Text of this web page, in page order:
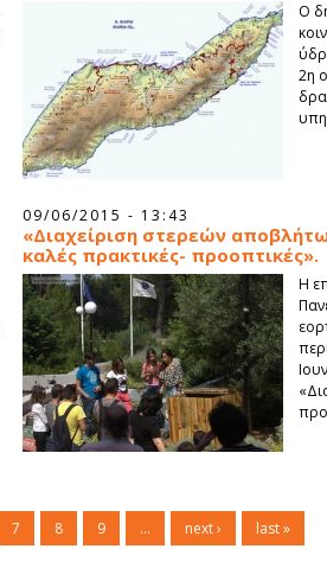
O
2η
09/06/2015 - 13:43
«Διαχείριση στερεών
καλές πρακτικές- προοπτικές».
Η
7 8 9 … next › last »